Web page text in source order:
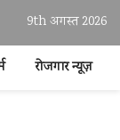
9th अगस्त 2026
रोजगार न्यूज़